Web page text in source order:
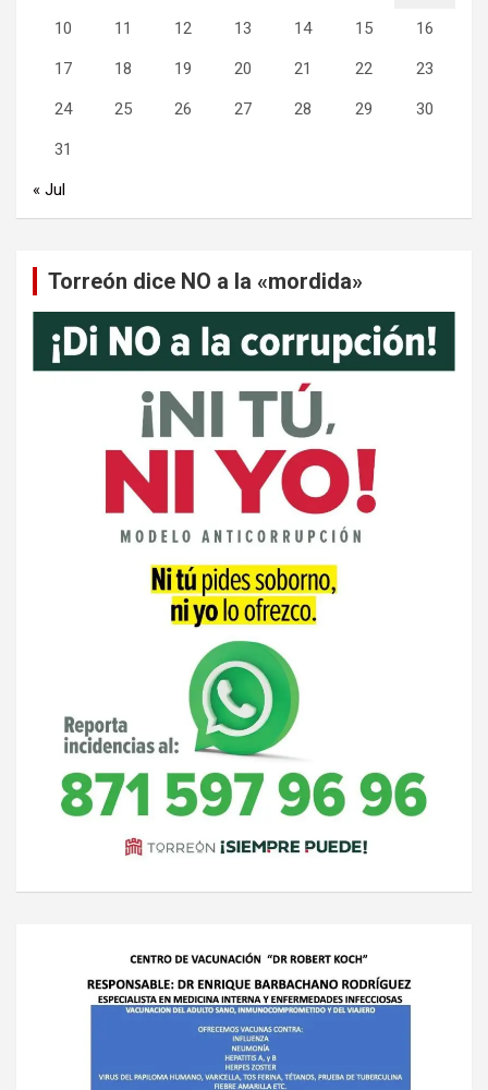
10 11 12 13 14 15 16
17 18 19 20 21 22 23
24 25 26 27 28 29 30
31
« Jul
Torreón dice NO a la «mordida»